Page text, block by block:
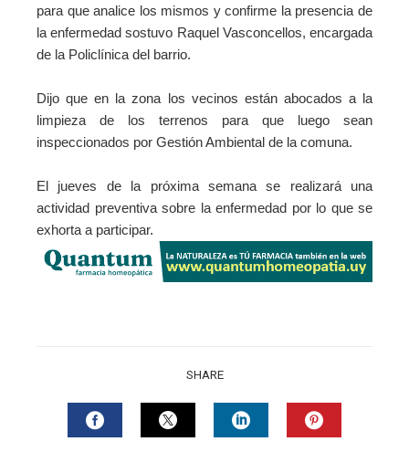
para que analice los mismos y confirme la presencia de
la enfermedad sostuvo Raquel Vasconcellos, encargada
de la Policlínica del barrio.
Dijo que en la zona los vecinos están abocados a la
limpieza de los terrenos para que luego sean
inspeccionados por Gestión Ambiental de la comuna.
El jueves de la próxima semana se realizará una
actividad preventiva sobre la enfermedad por lo que se
exhorta a participar.
SHARE